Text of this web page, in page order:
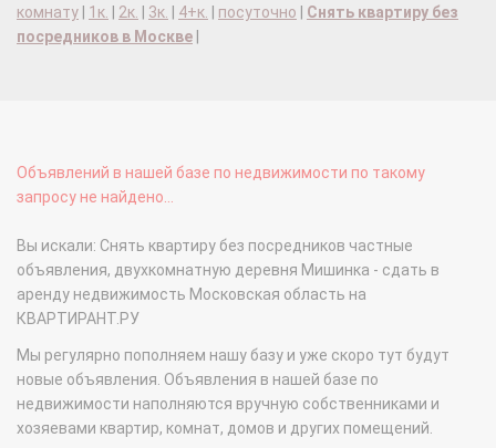
комнату
1к. 2к. 3к. 4+к. посуточно
Снять квартиру без
посредников в Москве
Объявлений в нашей базе по недвижимости по такому
запросу не найдено...
Вы искали: Снять квартиру без посредников частные
объявления, двухкомнатную деревня Мишинка - сдать в
аренду недвижимость Московская область на
КВАРТИРАНТ.РУ
Мы регулярно пополняем нашу базу и уже скоро тут будут
новые объявления. Объявления в нашей базе по
недвижимости наполняются вручную собственниками и
хозяевами квартир, комнат, домов и других помещений.